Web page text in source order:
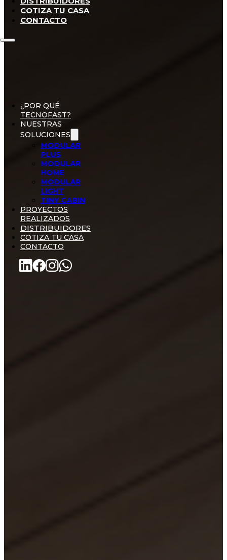
COTIZA TU CASA
CONTACTO
¿POR QUÉ
TECNOFAST?
NUESTRAS
SOLUCIONES
MODULAR
PLUS
MODULAR
HOME
MODULAR
LIGHT
TINY CABIN
PROYECTOS
REALIZADOS
DISTRIBUIDORES
COTIZA TU CASA
CONTACTO